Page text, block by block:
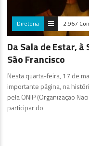
Diretoria 2.967
Da Sala de Estar,
São Francisco
Nesta quarta-feira, 17 de
importante página, na
pela ONIP (Organização
participar do